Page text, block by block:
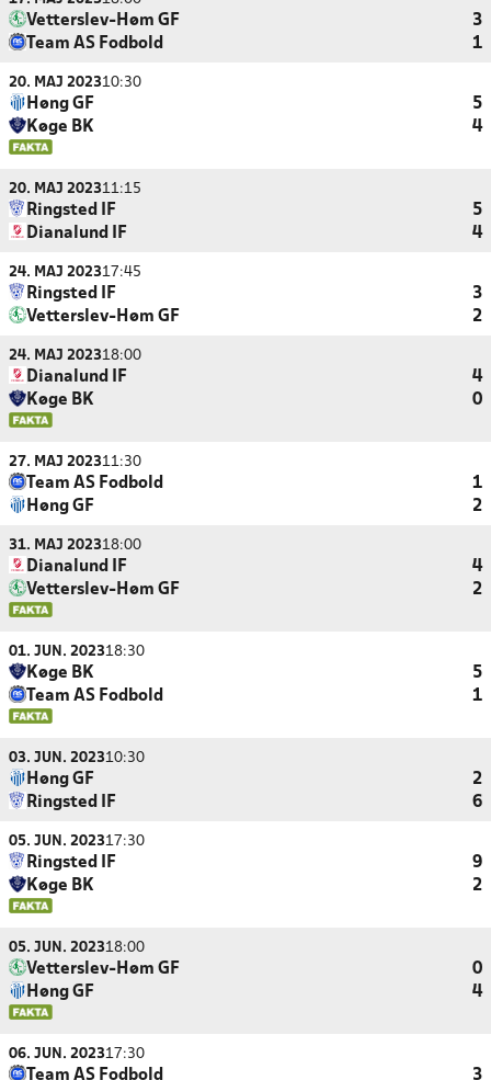
Vetterslev-Høm GF
3
Team AS Fodbold
1
20. MAJ 202310:30
Høng GF
5
Køge BK
4
20. MAJ 202311:15
Ringsted IF
5
Dianalund IF
4
24. MAJ 202317:45
Ringsted IF
3
Vetterslev-Høm GF
2
24. MAJ 202318:00
Dianalund IF
4
Køge BK
0
27. MAJ 202311:30
Team AS Fodbold
1
Høng GF
2
31. MAJ 202318:00
Dianalund IF
4
Vetterslev-Høm GF
2
01. JUN. 202318:30
Køge BK
5
Team AS Fodbold
1
03. JUN. 202310:30
Høng GF
2
Ringsted IF
6
05. JUN. 202317:30
Ringsted IF
9
Køge BK
2
05. JUN. 202318:00
Vetterslev-Høm GF
0
Høng GF
4
06. JUN. 202317:30
Team AS Fodbold
3